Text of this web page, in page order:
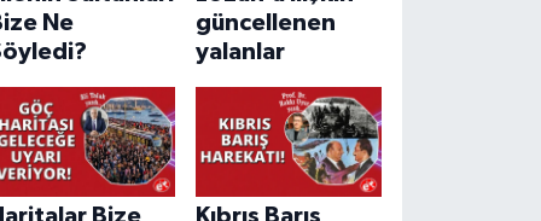
Ne
güncellenen
yalanlar